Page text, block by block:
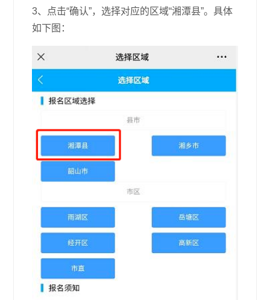
3、点击“确认”，选择对应的区域“湘潭县”。具体
如下图：